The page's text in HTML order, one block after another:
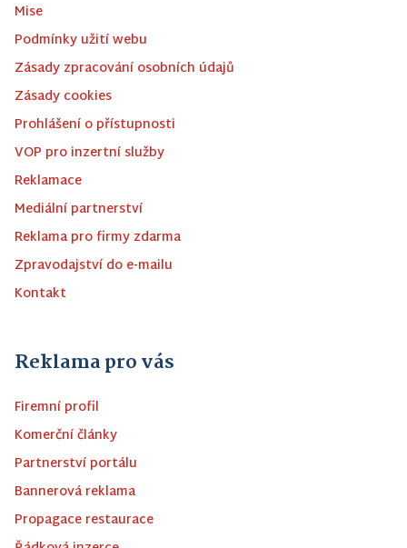
Mise
Podmínky užití webu
Zásady zpracování osobních údajů
Zásady cookies
Prohlášení o přístupnosti
VOP pro inzertní služby
Reklamace
Mediální partnerství
Reklama pro firmy zdarma
Zpravodajství do e-mailu
Kontakt
Reklama pro vás
Firemní profil
Komerční články
Partnerství portálu
Bannerová reklama
Propagace restaurace